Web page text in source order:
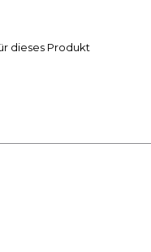
dieses Produkt